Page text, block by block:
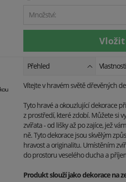
Množství:
Přehled Vlastnosti
Vítejte v hravém světě dřevěných
Tyto hravé a okouzlující dekorace
z prostředí, které zdobí. Můžete si
zvířata - od lišky až po zajíce, jež
ně. Tyto dekorace jsou skvělým
hravost a originalitu. Umístěním
do prostoru veselého ducha a
Produkt slouží jako dekorace na